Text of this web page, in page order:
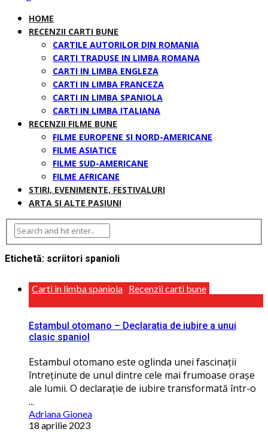
HOME
RECENZII CARTI BUNE
CARTILE AUTORILOR DIN ROMANIA
CARTI TRADUSE IN LIMBA ROMANA
CARTI IN LIMBA ENGLEZA
CARTI IN LIMBA FRANCEZA
CARTI IN LIMBA SPANIOLA
CARTI IN LIMBA ITALIANA
RECENZII FILME BUNE
FILME EUROPENE SI NORD-AMERICANE
FILME ASIATICE
FILME SUD-AMERICANE
FILME AFRICANE
STIRI, EVENIMENTE, FESTIVALURI
ARTA SI ALTE PASIUNI
Etichetă: scriitori spanioli
Carti in limba spaniola Recenzii carti bune
Estambul otomano – Declaratia de iubire a unui
clasic spaniol
Estambul otomano este oglinda unei fascinaţii
întreţinute de unul dintre cele mai frumoase orașe
ale lumii. O declaraţie de iubire transformată într-o
...
Adriana Gionea
18 aprilie 2023